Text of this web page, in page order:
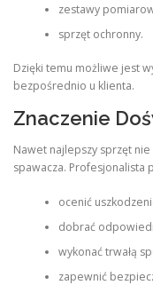
zestawy
sprzęt ochronny.
Dzięki temu możliwe jest
bezpośrednio u klienta.
Znaczenie
Nawet najlepszy sprzęt
spawacza. Profesjonalista
ocenić
dobrać
wykonać trwałą
zapewnić